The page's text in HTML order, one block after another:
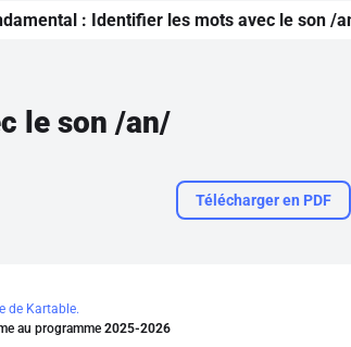
: Identifier les mots avec le son /
le son /an/
Télécharger en PDF
de Kartable.
au programme 2025-2026